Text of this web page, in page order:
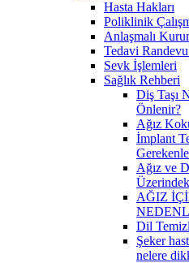
Hasta Hakları
Poliklinik
Anlaşmalı
Tedavi
Sevk İşlemleri
Sağlık Rehberi
Diş Taşı
Önlenir?
Ağız
İmplant
Ağız ve
AĞIZ
Dil
Şeker
nelere